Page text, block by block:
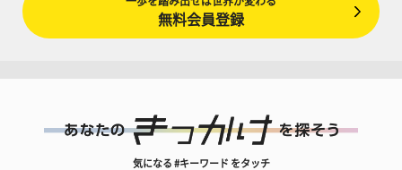
無料会員登録
気になる #キーワード をタッチ